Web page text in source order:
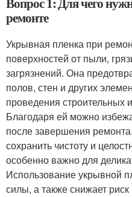
ремонте
Укрывная пленка при
поверхностей от пыли,
загрязнений. Она
полов, стен и других
проведения строительных
Благодаря ей можно
после завершения
сохранить чистоту и
особенно важно для
Использование укрывной
силы, а также снижает